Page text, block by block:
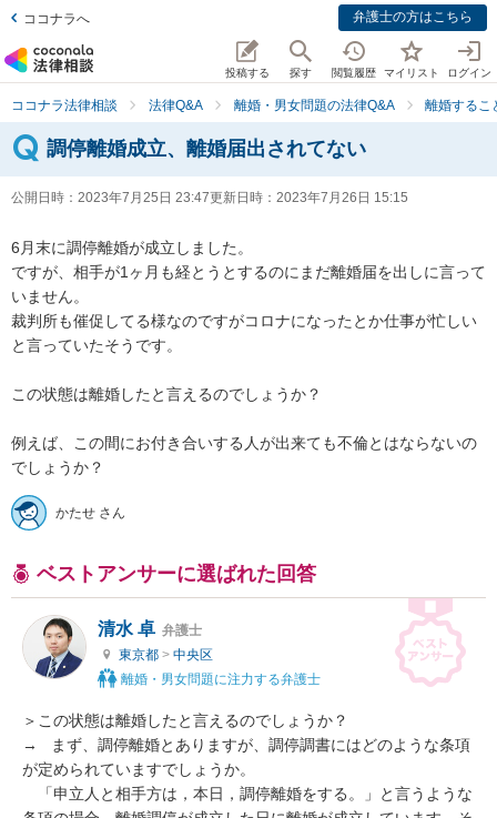
ココナラへ 弁護士の方はこちら
投稿する 探す 閲覧履歴 マイリスト ログイン
ココナラ法律相談 法律Q&A 離婚・男女問題の法律Q&A 離婚するこ
調停離婚成立、離婚届出されてない
公開日時： 2023年7月25日 23:47更新日時： 2023年7月26日 15:15
6月末に調停離婚が成立しました。
ですが、相手が1ヶ月も経とうとするのにまだ離婚届を出しに言って
いません。
裁判所も催促してる様なのですがコロナになったとか仕事が忙しい
と言っていたそうです。
この状態は離婚したと言えるのでしょうか？
例えば、この間にお付き合いする人が出来ても不倫とはならないの
でしょうか？
かたせ さん
ベストアンサーに選ばれた回答
清水 卓 弁護士
東京都 > 中央区
離婚・男女問題に注力する弁護士
＞この状態は離婚したと言えるのでしょうか？
→   まず、調停離婚とありますが、調停調書にはどのような条項
が定められていますでしょうか。
「申立人と相手方は，本日，調停離婚をする。」と言うような